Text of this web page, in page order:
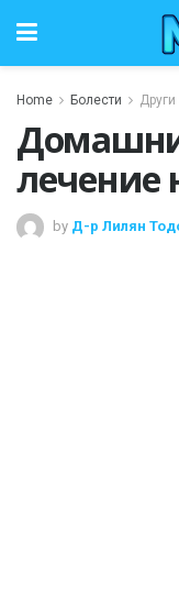
Home Болести
Домашни
лечение
by Д-р Лилян